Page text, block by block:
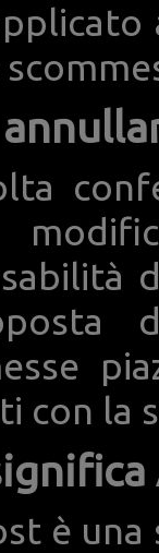
con la
è una